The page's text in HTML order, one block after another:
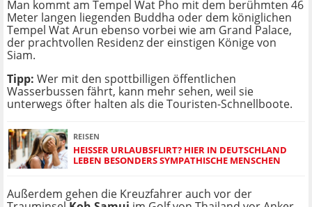
Man kommt am Tempel Wat Pho mit dem berühmten 46
Meter langen liegenden Buddha oder dem königlichen
Tempel Wat Arun ebenso vorbei wie am Grand Palace,
der prachtvollen Residenz der einstigen Könige von
Siam.
Tipp: Wer mit den spottbilligen öffentlichen
Wasserbussen fährt, kann mehr sehen, weil sie
unterwegs öfter halten als die Touristen-Schnellboote.
REISEN
HEISSER URLAUBSFLIRT? HIER IN DEUTSCHLAND L
EBEN BESONDERS SYMPATHISCHE MENSCHEN
Außerdem gehen die Kreuzfahrer auch vor der